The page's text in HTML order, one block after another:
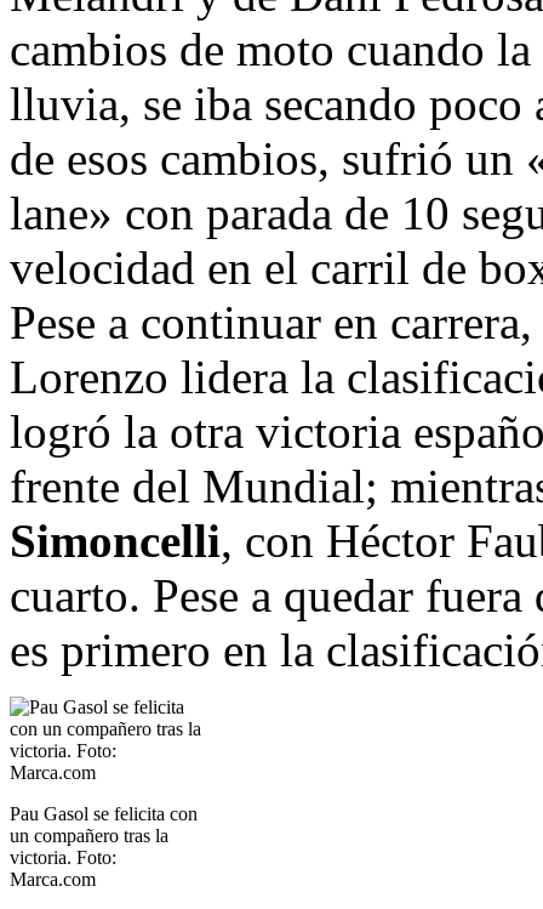
cambios de moto cuando
lluvia, se iba secando
de esos cambios, sufrió un
lane» con parada de 10
velocidad en el carril de
Pese a continuar en
Lorenzo lidera la
logró la otra victoria
frente del Mundial;
Simoncelli, con Héctor
cuarto. Pese a quedar
es primero en la
Pau Gasol se felicita con
un compañero tras la
victoria. Foto:
Marca.com